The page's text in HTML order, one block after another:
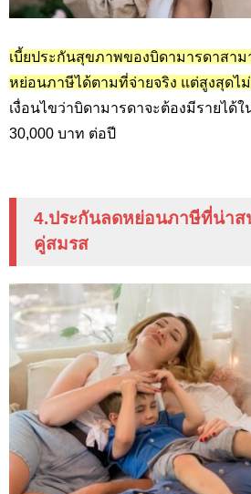
เบี้ยประกันสุขภาพของบิดามารดาสา
หย่อนภาษีได้ตามที่จ่ายจริง แต่สูงสุดไม่
เงื่อนไขว่าบิดามารดาจะต้องมีรายได้
30 ,000 บาท ต่อปี
4.ประกันลดหย่อนภาษีที่น่าส
คู่สมรส